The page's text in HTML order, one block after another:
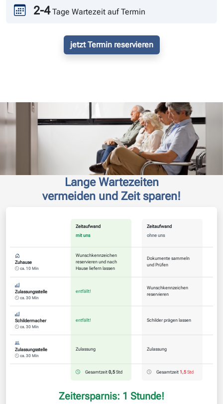
2-4 Tage Wartezeit auf Termin
jetzt Termin reservieren
Lange Wartezeiten
vermeiden und Zeit sparen!
Zeitaufwand
mit uns
Zeitaufwand
ohne uns
Zuhause
ca. 10 Min
Wunschkennzeichen
reservieren und nach
Hause liefern lassen
Dokumente sammeln
und Prüfen
Zulassungsstelle
ca. 30 Min
entfällt!
Wunschkennzeichen
reservieren
Schildermacher
ca. 30 Min
entfällt! Schilder prägen lassen
Zulassungsstelle
ca. 30 Min
Zulassung Zulassung
Gesamtzeit 0,5 Std Gesamtzeit 1,5 Std
Zeitersparnis: 1 Stunde!